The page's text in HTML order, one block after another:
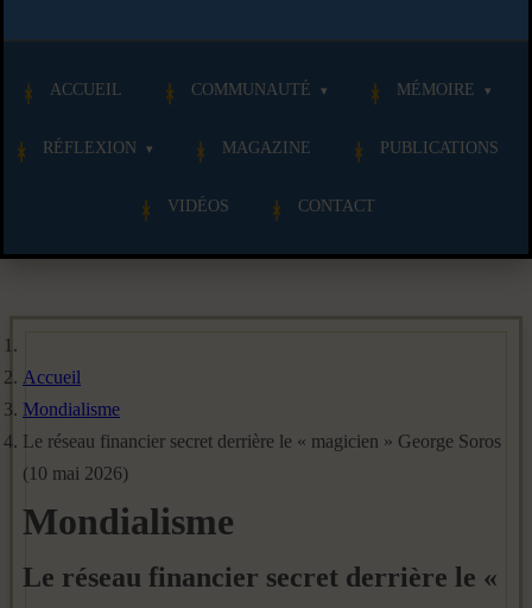
ACCUEIL COMMUNAUTÉ MÉMOIRE
RÉFLEXION MAGAZINE PUBLICATIONS
VIDÉOS CONTACT
Accueil
Mondialisme
Le réseau financier secret derrière le « magicien » George Soros
(10 mai 2026)
Mondialisme
Le réseau financier secret derrière le «